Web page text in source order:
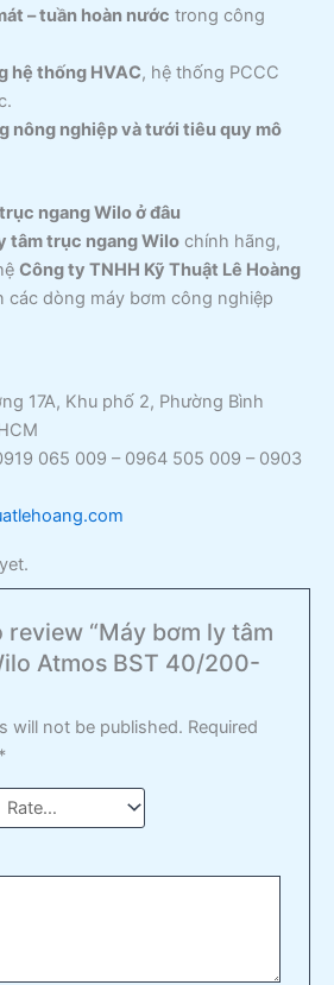
– tuần hoàn nước trong công
hệ thống HVAC, hệ thống PCCC
nông nghiệp và tưới tiêu quy mô
ngang Wilo ở đâu
tâm trục ngang Wilo chính hãng,
Công ty TNHH Kỹ Thuật Lê Hoàng
các dòng máy bơm công nghiệp
17A, Khu phố 2, Phường Bình
065 009 – 0964 505 009 – 0903
“Máy bơm ly tâm
Atmos BST 40/200-
will not be published. Required
*